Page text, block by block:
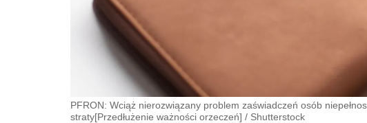
PFRON: Wciąż nierozwiązany problem zaświadczeń osób
straty[Przedłużenie ważności orzeczeń] / Shutterstock